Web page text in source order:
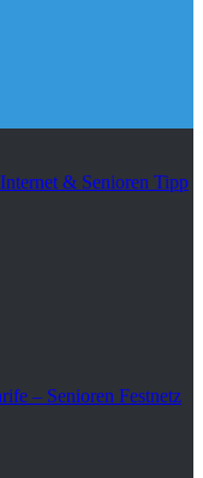
& Senioren Tipp
– Senioren Festnetz